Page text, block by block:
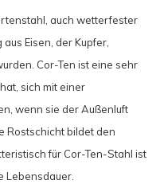
auch wetterfester
Eisen, der Kupfer,
Cor-Ten ist eine sehr
sich mit einer
wenn sie der Außenluft
Rostschicht bildet den
für Cor-Ten-Stahl ist
Lebensdauer.